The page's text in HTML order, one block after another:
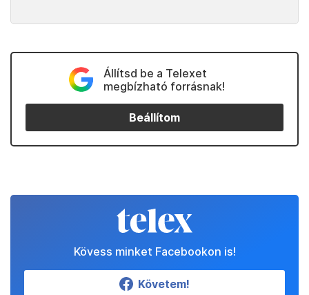
Állítsd be a Telexet
megbízható forrásnak!
Beállítom
Kövess minket Facebookon is!
Követem!